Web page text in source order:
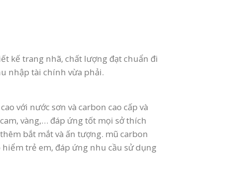
kế trang nhã, chất lượng đạt chuẩn đi
nhập tài chính vừa phải.
với nước sơn và carbon cao cấp và
vàng,… đáp ứng tốt mọi sở thích
bắt mắt và ấn tượng. mũ carbon
trẻ em, đáp ứng nhu cầu sử dụng